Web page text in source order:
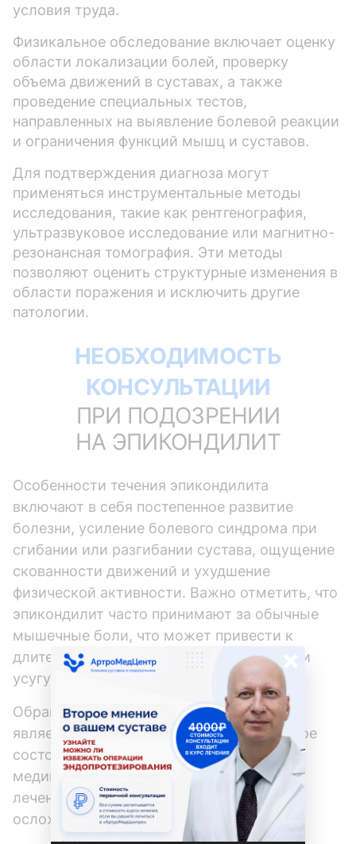
условия труда.
Физикальное обследование включает оценку
области локализации болей, проверку
объема движений в суставах, а также
проведение специальных тестов,
направленных на выявление болевой реакции
и ограничения функций мышц и суставов.
Для подтверждения диагноза могут
применяться инструментальные методы
исследования, такие как рентгенография,
ультразвуковое исследование или магнитно-
резонансная томография. Эти методы
позволяют оценить структурные изменения в
области поражения и исключить другие
патологии.
НЕОБХОДИМОСТЬ
КОНСУЛЬТАЦИИ
ПРИ ПОДОЗРЕНИИ
НА ЭПИКОНДИЛИТ
Особенности течения эпикондилита
включают в себя постепенное развитие
болезни, усиление болевого синдрома при
сгибании или разгибании сустава, ощущение
скованности движений и ухудшение
физической активности. Важно отметить, что
эпикондилит часто принимают за обычные
мышечные боли, что может привести к
длительному игнорированию проблемы и
усугублению ее течения.
Обращение к врачу при эпикондилите
является обязательным, поскольку данное
состояние требует компетентной
медицинской помощи для эффективного
лечения и предотвращения возможных
осложнений.